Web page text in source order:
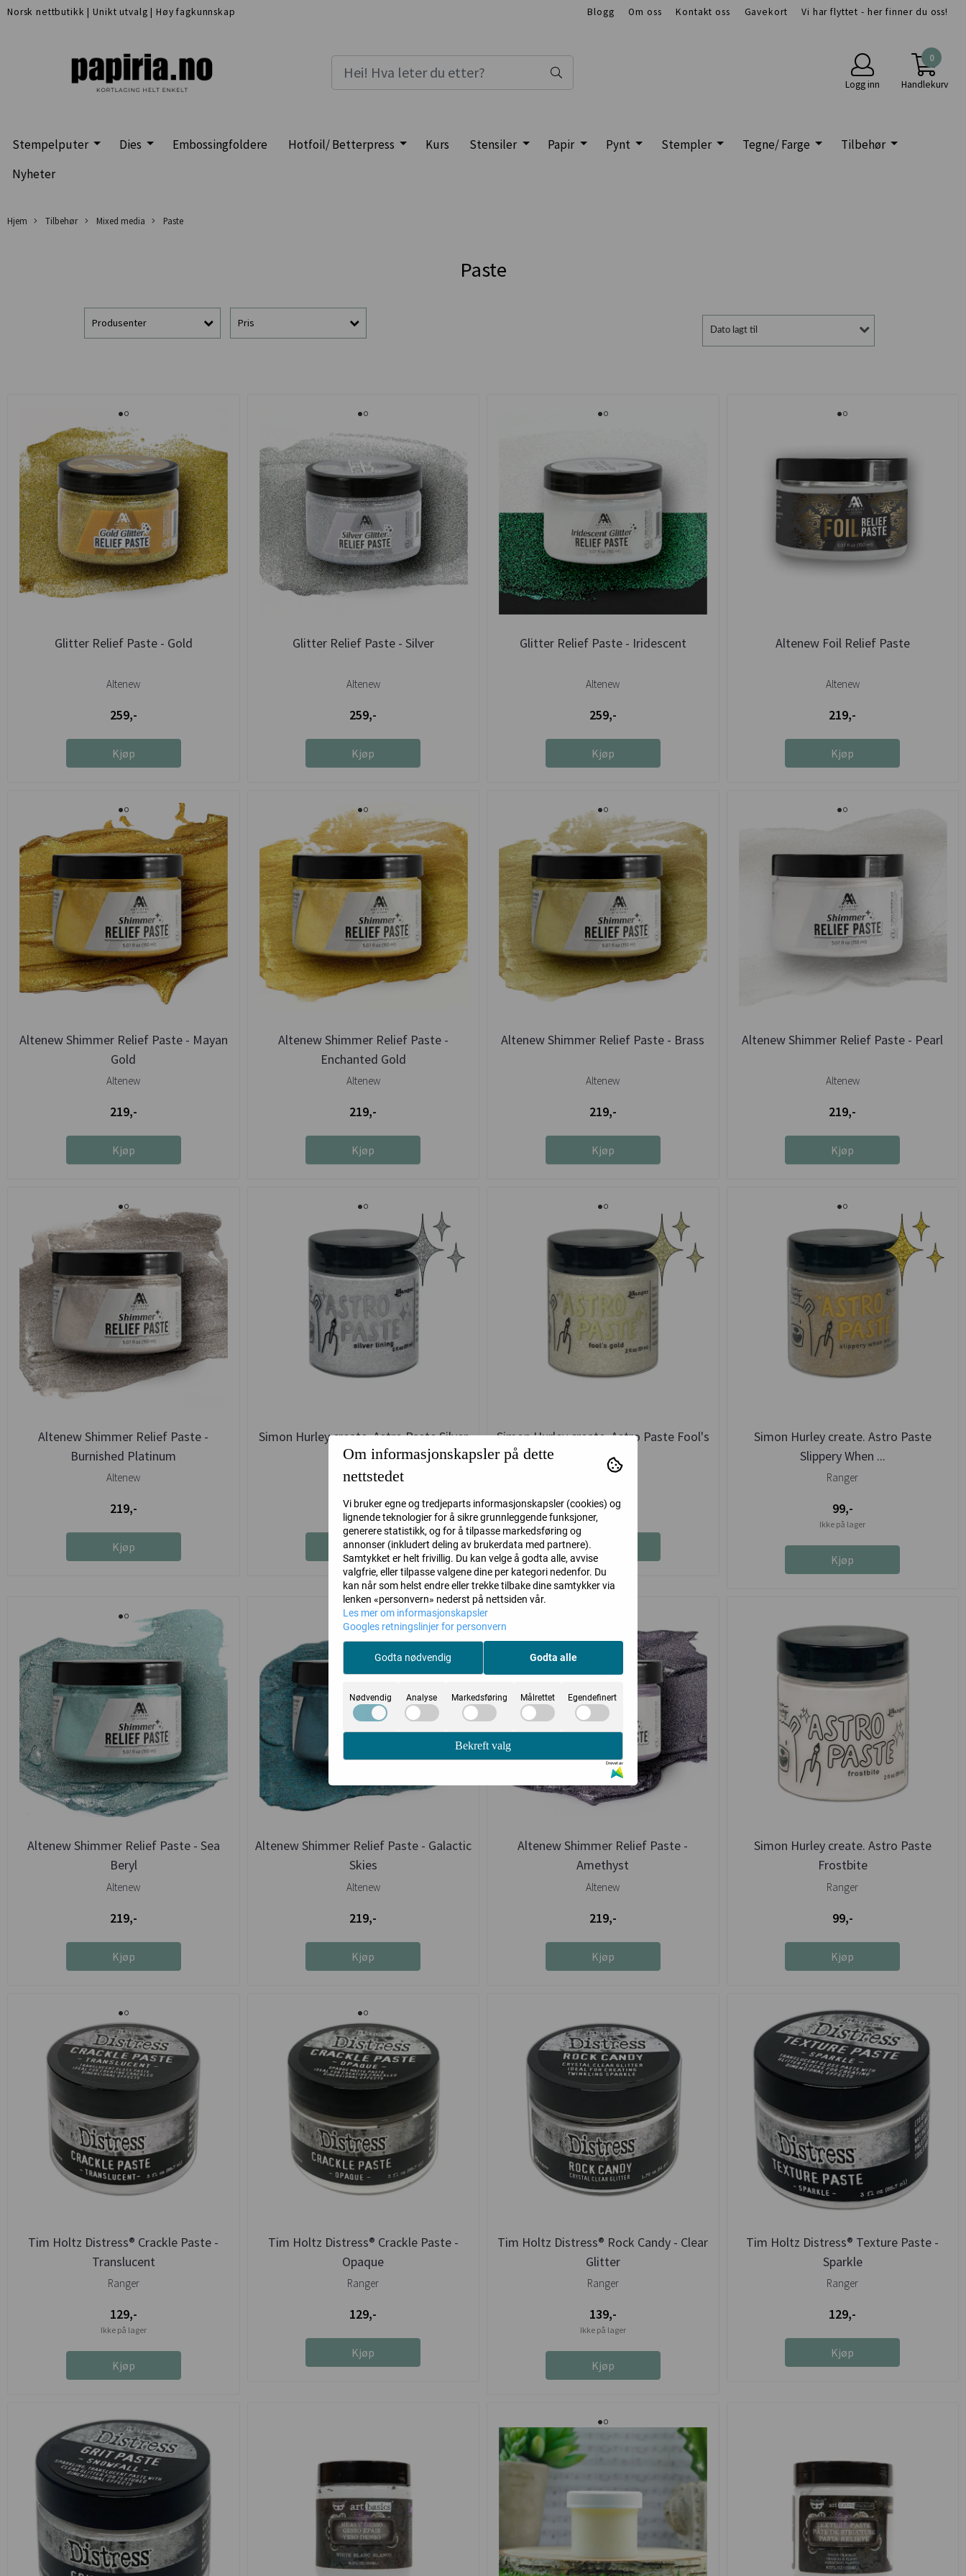
Norsk nettbutikk |Unikt utvalg | Høy fagkunnskap Blogg Om oss Kontakt oss Gavekort Vi har flyttet - her finner du oss!
Logg inn
0
Handlekurv
Stempelputer Dies Embossingfoldere Hotfoil/ Betterpress Kurs Stensiler Papir Pynt Stempler Tegne/ Farge
Tilbehør
Nyheter
Hjem Tilbehør Mixed media Paste
Paste
Produsenter Pris
Dato lagt til
Glitter Relief Paste - Gold
Altenew
259,-
Kjøp
Glitter Relief Paste - Silver
Altenew
259,-
Kjøp
Glitter Relief Paste - Iridescent
Altenew
259,-
Kjøp
Altenew Foil Relief Paste
Altenew
219,-
Kjøp
Altenew Shimmer Relief Paste - Mayan
Gold
Altenew
219,-
Kjøp
Altenew Shimmer Relief Paste -
Enchanted Gold
Altenew
219,-
Kjøp
Altenew Shimmer Relief Paste - Brass
Altenew
219,-
Kjøp
Altenew Shimmer Relief Paste - Pearl
Altenew
219,-
Kjøp
Altenew Shimmer Relief Paste -
Burnished Platinum
Altenew
219,-
Kjøp
Simon Hurley create. Astro Paste Silver
Lining
Ranger
99,-
Kjøp
Simon Hurley create. Astro Paste Fool's
Gold
Ranger
99,-
Simon Hurley create. Astro Paste
Slippery When ...
Ranger
99,-
Ikke på lager
Kjøp
Altenew Shimmer Relief Paste - Sea
Beryl
Altenew
219,-
Kjøp
Altenew Shimmer Relief Paste - Galactic
Skies
Altenew
219,-
Kjøp
Altenew Shimmer Relief Paste -
Amethyst
Altenew
219,-
Kjøp
Simon Hurley create. Astro Paste
Frostbite
Ranger
99,-
Kjøp
Tim Holtz Distress® Crackle Paste -
Translucent
Ranger
129,-
Ikke på lager
Kjøp
Tim Holtz Distress® Crackle Paste -
Opaque
Ranger
129,-
Kjøp
Tim Holtz Distress® Rock Candy - Clear
Glitter
Ranger
139,-
Ikke på lager
Kjøp
Tim Holtz Distress® Texture Paste -
Sparkle
Ranger
129,-
Kjøp
Om informasjonskapsler på dette
nettstedet
Vi bruker egne og tredjeparts informasjonskapsler (cookies) og
lignende teknologier for å sikre grunnleggende funksjoner,
generere statistikk, og for å tilpasse markedsføring og
annonser (inkludert deling av brukerdata med partnere).
Samtykket er helt frivillig. Du kan velge å godta alle, avvise
valgfrie, eller tilpasse valgene dine per kategori nedenfor. Du
kan når som helst endre eller trekke tilbake dine samtykker via
lenken «personvern» nederst på nettsiden vår.
Les mer om informasjonskapsler
Googles retningslinjer for personvern
Godta nødvendig Godta alle
Nødvendig Analyse Markedsføring Målrettet Egendefinert
Bekreft valg
Drevet av